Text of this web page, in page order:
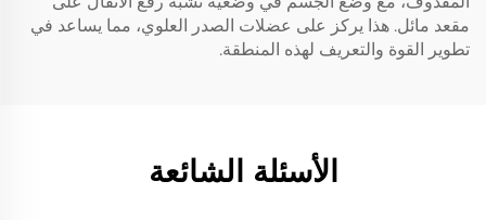
مقعد مائل. هذا يركز على عضلات الصدر العلوي، مما يساعد في
تطوير القوة والتعريف لهذه المنطقة.
الأسئلة الشائعة